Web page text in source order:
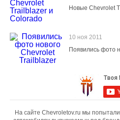
Новые Chevrolet
10 ноя 2011
Появились фото
На сайте Chevroletov.ru мы